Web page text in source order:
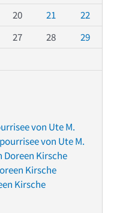
20 21
22
27 28
29
von Ute M.
von Ute M.
Kirsche
Kirsche
Kirsche